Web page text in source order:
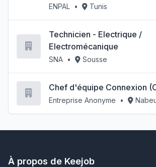
ENPAL • Tunis
Technicien - Electrique /
Electromécanique
SNA • Sousse
Chef d'équipe Connexion
Entreprise Anonyme •
À propos de Keejob